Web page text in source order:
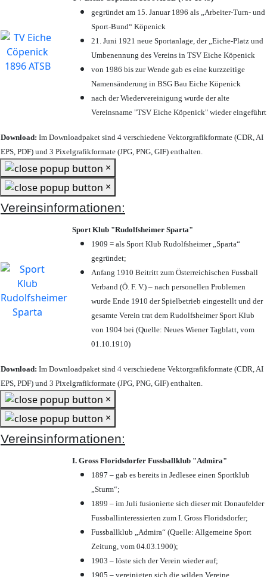
gegründet am 15. Januar 1896 als „Arbeiter-Turn- und
Sport-Bund“ Köpenick
21. Juni 1921 neue Sportanlage, der „Eiche-Platz und
Umbenennung des Vereins in TSV Eiche Köpenick
von 1986 bis zur Wende gab es eine kurzzeitige
Namensänderung in BSG Bau Eiche Köpenick
nach der Wiedervereinigung wurde der alte
Vereinsname "TSV Eiche Köpenick" wieder eingeführt
Download: Im Downloadpaket sind 4 verschiedene Vektorgrafikformate (CDR, AI
EPS, PDF) und 3 Pixelgrafikformate (JPG, PNG, GIF) enthalten.
×
×
Vereinsinformationen:
Sport Klub "Rudolfsheimer Sparta"
1909 = als Sport Klub Rudolfsheimer „Sparta“
gegründet;
Anfang 1910 Beitritt zum Österreichischen Fussball
Verband (Ö. F. V.) – nach personellen Problemen
wurde Ende 1910 der Spielbetrieb eingestellt und der
gesamte Verein trat dem Rudolfsheimer Sport Klub
von 1904 bei (Quelle: Neues Wiener Tagblatt, vom
01.10.1910)
Download: Im Downloadpaket sind 4 verschiedene Vektorgrafikformate (CDR, AI
EPS, PDF) und 3 Pixelgrafikformate (JPG, PNG, GIF) enthalten.
×
×
Vereinsinformationen:
I. Gross Floridsdorfer Fussballklub "Admira"
1897 – gab es bereits in Jedlesee einen Sportklub
„Sturm“;
1899 – im Juli fusionierte sich dieser mit Donaufelder
Fussballinteressierten zum I. Gross Floridsdorfer;
Fussballklub „Admira“ (Quelle: Allgemeine Sport
Zeitung, vom 04.03.1900);
1903 – löste sich der Verein wieder auf;
1905 – vereinigten sich die wilden Vereine